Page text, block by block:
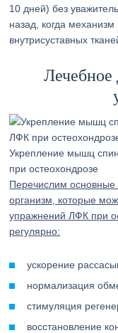
10 дней) без
назад, когда
внутрисуставных
Лечебное
Укрепление мышц
при остеохондрозе
Перечислим основные
организм, которые
упражнений ЛФК при
регулярно:
ускорение
нормализация
стимуляция
восстановление